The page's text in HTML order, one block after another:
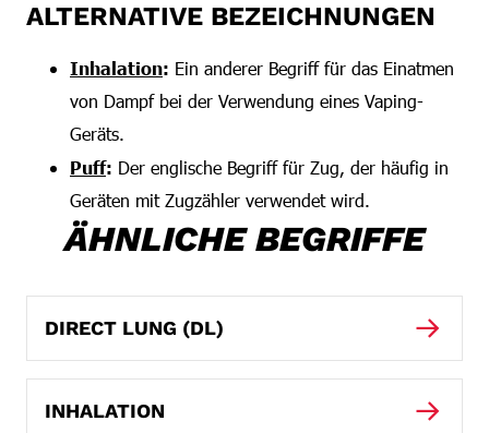
ALTERNATIVE BEZEICHNUNGEN
Inhalation: Ein anderer Begriff für das Einatmen
von Dampf bei der Verwendung eines Vaping-
Geräts.
Puff: Der englische Begriff für Zug, der häufig in
Geräten mit Zugzähler verwendet wird.
ÄHNLICHE BEGRIFFE
DIRECT LUNG (DL)
INHALATION